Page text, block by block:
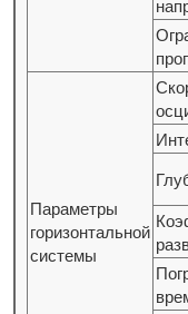
Параметры
горизонтальной
системы